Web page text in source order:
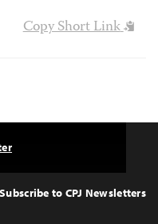
Copy Short Link
Top
Subscribe to CPJ Newsletters: